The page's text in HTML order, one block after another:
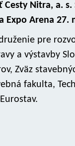
Nitra, a.
Expo Arena 27.
pre
a výstavby
Zväz
fakulta,